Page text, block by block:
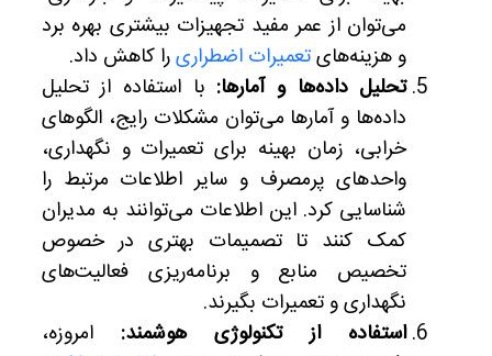
می‌توان از عمر مفید تجهیزات بیشتری بهره برد
و هزینه‌هایتعمیرات اضطراریرا کاهش داد.
تحلیل داده‌ها و آمارها: با استفاده از تحلیل
داده‌ها و آمارها می‌توان مشکلات رایج، الگوهای
خرابی، زمان بهینه برای تعمیرات و نگهداری،
واحدهای پرمصرف و سایر اطلاعات مرتبط را
شناسایی کرد. این اطلاعات می‌توانند به مدیران
کمک کنند تا تصمیمات بهتری در خصوص
تخصیص منابع و برنامه‌ریزی فعالیت‌های
نگهداری و تعمیرات بگیرند.
استفاده از تکنولوژی هوشمند: امروزه،